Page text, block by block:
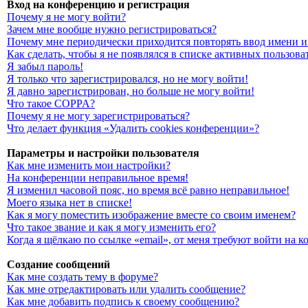
Вход на конференцию и регистрация
Почему я не могу войти?
Зачем мне вообще нужно регистрироваться?
Почему мне периодически приходится повторять ввод имени
Как сделать, чтобы я не появлялся в списке активных
Я забыл пароль!
Я только что зарегистрировался, но не могу войти!
Я давно зарегистрирован, но больше не могу войти!
Что такое COPPA?
Почему я не могу зарегистрироваться?
Что делает функция «Удалить cookies конференции»?
Параметры и настройки пользователя
Как мне изменить мои настройки?
На конференции неправильное время!
Я изменил часовой пояс, но время всё равно неправильное!
Моего языка нет в списке!
Как я могу поместить изображение вместе со своим именем?
Что такое звание и как я могу изменить его?
Когда я щёлкаю по ссылке «email», от меня требуют войти на
Создание сообщений
Как мне создать тему в форуме?
Как мне отредактировать или удалить сообщение?
Как мне добавить подпись к своему сообщению?